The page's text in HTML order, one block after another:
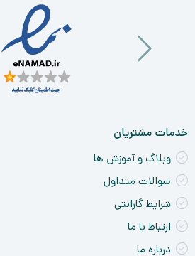
خدمات مشتریان
وبلاگ و آموزش ها
سوالات متداول
شرایط گارانتی
ارتباط با ما
درباره ما